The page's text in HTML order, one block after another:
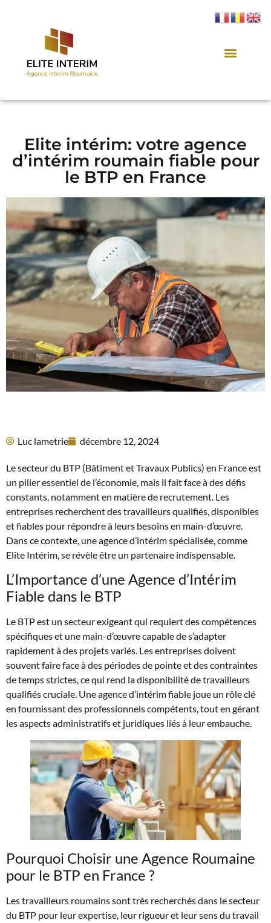
Elite intérim: votre agence
d’intérim roumain fiable pour
le BTP en France
Luc lametrie décembre 12, 2024
Le secteur du BTP (Bâtiment et Travaux Publics) en France est
un pilier essentiel de l’économie, mais il fait face à des défis
constants, notamment en matière de recrutement. Les
entreprises recherchent des travailleurs qualifiés, disponibles
et fiables pour répondre à leurs besoins en main-d’œuvre.
Dans ce contexte, une agence d’intérim spécialisée, comme
Elite Intérim, se révèle être un partenaire indispensable.
L’Importance d’une Agence d’Intérim
Fiable dans le BTP
Le BTP est un secteur exigeant qui requiert des compétences
spécifiques et une main-d’œuvre capable de s’adapter
rapidement à des projets variés. Les entreprises doivent
souvent faire face à des périodes de pointe et des contraintes
de temps strictes, ce qui rend la disponibilité de travailleurs
qualifiés cruciale. Une agence d’intérim fiable joue un rôle clé
en fournissant des professionnels compétents, tout en gérant
les aspects administratifs et juridiques liés à leur embauche.
Pourquoi Choisir une Agence Roumaine
pour le BTP en France ?
Les travailleurs roumains sont très recherchés dans le secteur
du BTP pour leur expertise, leur rigueur et leur sens du travail